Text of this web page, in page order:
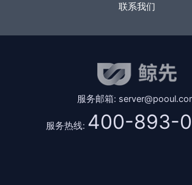
联系我们
服务邮箱:
服务热线: 400-893-